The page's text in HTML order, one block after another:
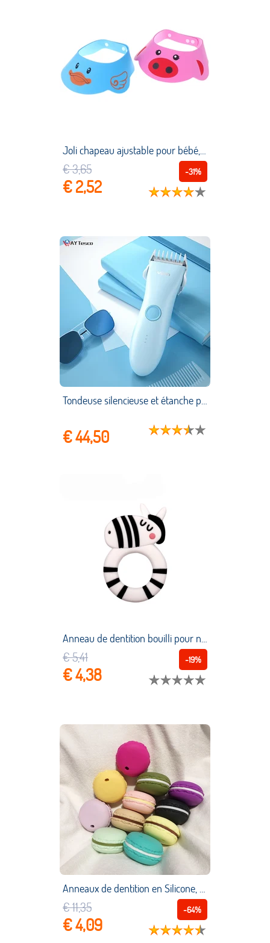
Joli chapeau ajustable pour bébé, shampoing, bonnet de bain, pour la douche, pour laver les cheveux
-31%
€ 3,65
€ 2,52
Tondeuse silencieuse et étanche pour bébé, Rechargeable par Usb, rasoir domestique pour enfants, soins des cheveux
€ 44,50
Anneau de dentition bouilli pour nouveau né de 0 à 12 mois, jouets mignons, anneau de secouage de la main, hochets
-19%
€ 5,41
€ 4,38
Anneaux de dentition en Silicone, 5 pièces, perles de qualité alimentaire, produits de dentition pour bébé, à mâcher, Clips de sucette à chaîne, jouets molaires pour bébé
-64%
€ 11,35
€ 4,09